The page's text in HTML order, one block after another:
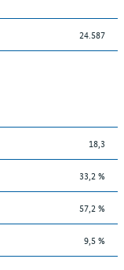
24.587
18,3
33,2 %
57,2 %
9,5 %